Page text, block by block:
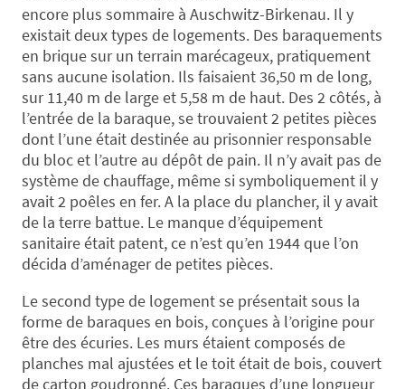
encore plus sommaire à Auschwitz-Birkenau. Il y
existait deux types de logements. Des baraquements
en brique sur un terrain marécageux, pratiquement
sans aucune isolation. Ils faisaient 36,50 m de long,
sur 11,40 m de large et 5,58 m de haut. Des 2 côtés, à
l’entrée de la baraque, se trouvaient 2 petites pièces
dont l’une était destinée au prisonnier responsable
du bloc et l’autre au dépôt de pain. Il n’y avait pas de
système de chauffage, même si symboliquement il y
avait 2 poêles en fer. A la place du plancher, il y avait
de la terre battue. Le manque d’équipement
sanitaire était patent, ce n’est qu’en 1944 que l’on
décida d’aménager de petites pièces.
Le second type de logement se présentait sous la
forme de baraques en bois, conçues à l’origine pour
être des écuries. Les murs étaient composés de
planches mal ajustées et le toit était de bois, couvert
de carton goudronné. Ces baraques d’une longueur